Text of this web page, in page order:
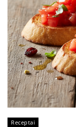
Receptai